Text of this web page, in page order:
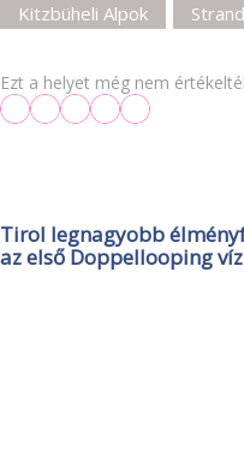
Kitzbüheli Alpok
Ezt a helyet még nem
Tirol legnagyobb
az első Doppellooping